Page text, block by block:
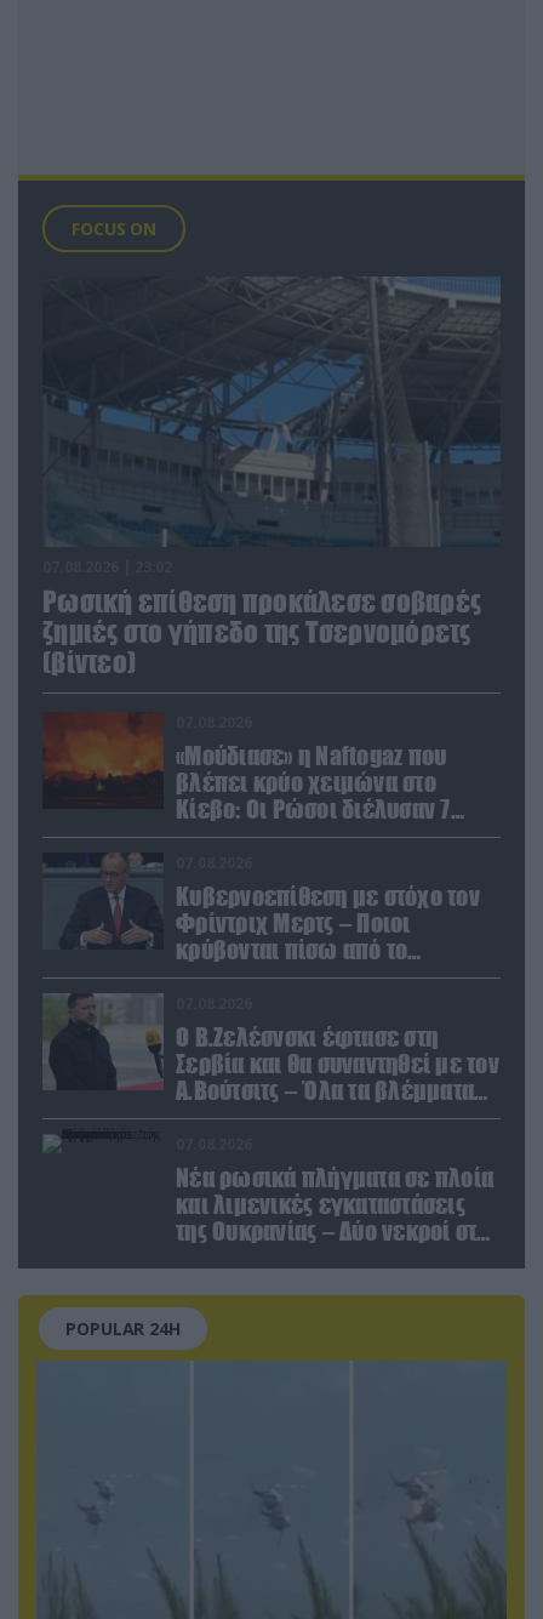
FOCUS ON
Ρωσική επίθεση προκάλεσε σοβαρές
ζημιές στο γήπεδο της Τσερνομόρετς
(βίντεο)
«Μούδιασε» η Naftogaz που
βλέπει κρύο χειμώνα στο
Κίεβο: Οι Ρώσοι διέλυσαν 7
εγκαταστάσεις του ουκρανικού
Κυβερνοεπίθεση με στόχο τον
Φρίντριχ Μερτς – Ποιοι
κρύβονται πίσω από το
παραποιημένο βίντεο
Ο Β.Ζελέσνσκι έφτασε στη
Σερβία και θα συναντηθεί με τον
Α.Βούτσιτς – Όλα τα βλέμματα
στις σχέσεις με τη Ρωσία
Νέα ρωσικά πλήγματα σε πλοία
και λιμενικές εγκαταστάσεις
της Ουκρανίας – Δύο νεκροί στην
POPULAR 24H